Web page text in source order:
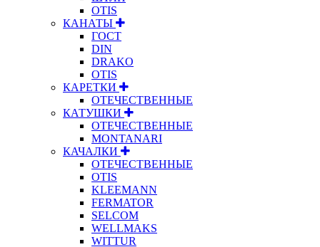
OTIS
КАНАТЫ
ГОСТ
DIN
DRAKO
OTIS
КАРЕТКИ
ОТЕЧЕСТВЕННЫЕ
КАТУШКИ
ОТЕЧЕСТВЕННЫЕ
MONTANARI
КАЧАЛКИ
ОТЕЧЕСТВЕННЫЕ
OTIS
KLEEMANN
FERMATOR
SELCOM
WELLMAKS
WITTUR